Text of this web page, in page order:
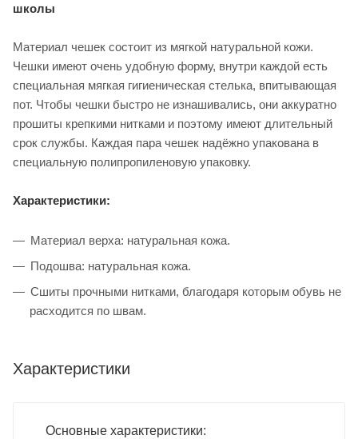
школы
Материал чешек состоит из мягкой натуральной кожи.
Чешки имеют очень удобную форму, внутри каждой есть
специальная мягкая гигиеническая стелька, впитывающая
пот. Чтобы чешки быстро не изнашивались, они аккуратно
прошиты крепкими нитками и поэтому имеют длительный
срок службы. Каждая пара чешек надёжно упакована в
специальную полипропиленовую упаковку.
Характеристики:
Материал верха: натуральная кожа.
Подошва: натуральная кожа.
Сшиты прочными нитками, благодаря которым обувь не
расходится по швам.
Характеристики
Основные характеристики: